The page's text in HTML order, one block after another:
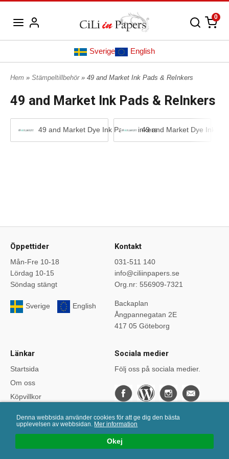
Okej
Denna webbsida använder cookies för att ge dig den bästa
upplevelsen av webbsidan. Mer information
0
Sverige English
Hem » Stämpeltillbehör » 49 and Market Ink Pads & ReInkers
49 and Market Ink Pads & ReInkers
49 and Market Dye Ink Pad Reinkers49 and Market Dye Ink
Öppettider
Mån-Fre 10-18
Lördag 10-15
Söndag stängt
Sverige English
Kontakt
031-511 140
info@ciliinpapers.se
Org.nr: 556909-7321
Backaplan
Ångpannegatan 2E
417 05 Göteborg
Länkar
Startsida
Om oss
Köpvillkor
Kurser
Sociala medier
Följ oss på sociala medier.